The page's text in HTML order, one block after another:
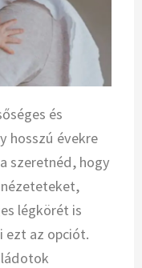
és
hosszú évekre
szeretnéd, hogy
légkörét is
ezt az opciót.